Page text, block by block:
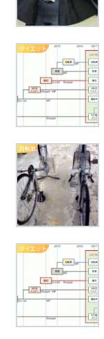
ダイエット
自転車
ダイエット